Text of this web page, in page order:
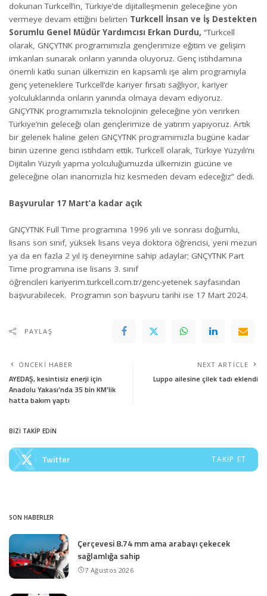
dokunan Turkcell’in, Türkiye’de dijitalleşmenin geleceğine yön
vermeye devam ettiğini belirten Turkcell İnsan ve İş Destekten
Sorumlu Genel Müdür Yardımcısı Erkan Durdu, “Turkcell
olarak, GNÇYTNK programımızla gençlerimize eğitim ve gelişim
imkanları sunarak onların yanında oluyoruz. Genç istihdamına
önemli katkı sunan ülkemizin en kapsamlı işe alım programıyla
genç yeteneklere Turkcell’de kariyer fırsatı sağlıyor, kariyer
yolculuklarında onların yanında olmaya devam ediyoruz.
GNÇYTNK programımızla teknolojinin geleceğine yön verirken
Türkiye’nin geleceği olan gençlerimize de yatırım yapıyoruz. Artık
bir gelenek haline gelen GNÇYTNK programımızla bugüne kadar
binin üzerine genci istihdam ettik. Turkcell olarak, Türkiye Yüzyılı’nı
Dijitalin Yüzyılı yapma yolculuğumuzda ülkemizin gücüne ve
geleceğine olan inancımızla hız kesmeden devam edeceğiz” dedi.
Başvurular 17 Mart’a kadar açık
GNÇYTNK Full Time programına 1996 yılı ve sonrası doğumlu,
lisans son sınıf, yüksek lisans veya doktora öğrencisi, yeni mezun
ya da en fazla 2 yıl iş deneyimine sahip adaylar; GNÇYTNK Part
Time programına ise lisans 3. sınıf
öğrencileri kariyerim.turkcell.com.tr/genc-yetenek sayfasından
başvurabilecek. Programın son başvuru tarihi ise 17 Mart 2024.
PAYLAŞ
ÖNCEKI HABER
AYEDAŞ, kesintisiz enerji için
Anadolu Yakası’nda 35 bin KM’lik
hatta bakım yaptı
NEXT ARTICLE
Luppo ailesine çilek tadı eklendi
BİZİ TAKİP EDİN
Twitter TAKIP ET
SON HABERLER
Çerçevesi 8.74 mm ama arabayı çekecek
sağlamlığa sahip
7 Ağustos 2026